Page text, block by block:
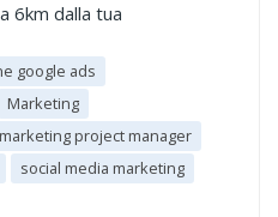
6km dalla tua
google ads
Marketing
marketing project manager
social media marketing